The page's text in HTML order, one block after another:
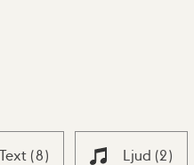
Text (8) Ljud (2)